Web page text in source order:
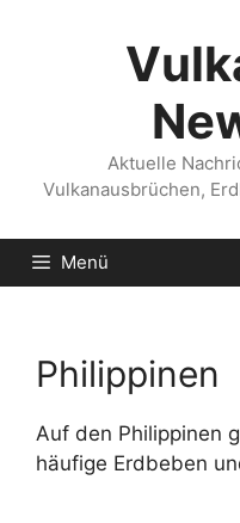
Aktuelle
Vulkanausbrüchen,
Menü
Philippinen
Auf den Philippinen
häufige Erdbeben